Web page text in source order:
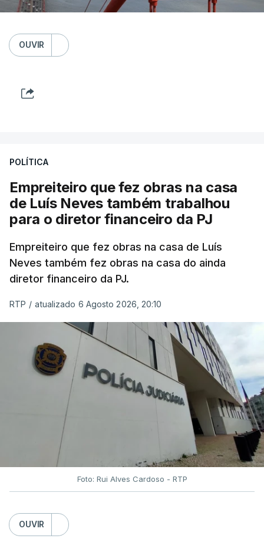
OUVIR
POLÍTICA
Empreiteiro que fez obras na casa
de Luís Neves também trabalhou
para o diretor financeiro da PJ
Empreiteiro que fez obras na casa de Luís
Neves também fez obras na casa do ainda
diretor financeiro da PJ.
RTP / atualizado 6 Agosto 2026, 20:10
Foto: Rui Alves Cardoso - RTP
OUVIR